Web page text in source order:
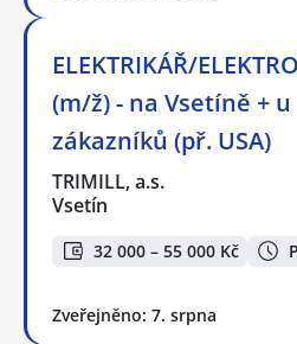
ELEKTRIKÁŘ/
(m/ž) - na Vsetíně + u
zákazníků (př. USA)
TRIMILL, a.s.
Vsetín
32 000 – 55 000 Kč
Zveřejněno: 7. srpna